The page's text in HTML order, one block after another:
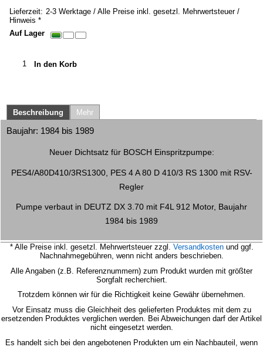
Lieferzeit: 2-3 Werktage / Alle Preise inkl. gesetzl. Mehrwertsteuer /
Hinweis *
Auf Lager
In den Korb
Beschreibung Mehr
Baujahr: 1984 bis 1989
Neuer Dichtsatz für BOSCH Einspritzpumpe:
PES4/A80D410/3RS1300, PES 4 A 80 D 410/3 RS 1300 mit RSV-
Regler
Pumpe verbaut in DEUTZ DX 3.70 mit F4L 912 Motor, Baujahr
1984 bis 1989
* Alle Preise inkl. gesetzl. Mehrwertsteuer zzgl. Versandkostenund ggf.
Nachnahmegebühren, wenn nicht anders beschrieben.
Alle Angaben (z.B. Referenznummern) zum Produkt wurden mit größter
Sorgfalt recherchiert.
Trotzdem können wir für die Richtigkeit keine Gewähr übernehmen.
Vor Einsatz muss die Gleichheit des gelieferten Produktes mit dem zu
ersetzenden Produktes verglichen werden.
Bei Abweichungen darf der Artikel
nicht eingesetzt werden.
Es handelt sich bei den angebotenen Produkten um ein Nachbauteil, wenn